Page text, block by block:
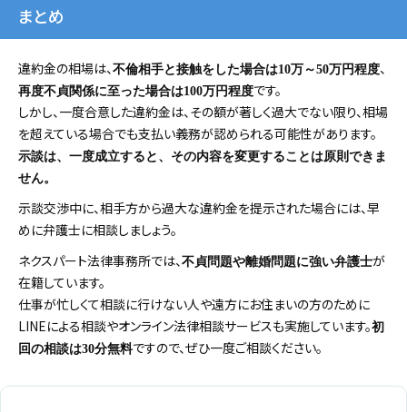
まとめ
違約金の相場は、 不倫相手と接触をした場合は10万～50万円程度、
再度不貞関係に至った場合は100万円程度です。
しかし、一度合意した違約金は、その額が著しく過大でない限り、相場
を超えている場合でも支払い義務が認められる可能性があります。
示談は、一度成立すると、その内容を変更することは原則できま
せん。
示談交渉中に、相手方から過大な違約金を提示された場合には、早
めに弁護士に相談しましょう。
ネクスパート法律事務所では、 不貞問題や離婚問題に強い弁護士が
在籍しています。
仕事が忙しくて相談に行けない人や遠方にお住まいの方のために
LINEによる相談やオンライン法律相談サービスも実施しています。初
回の相談は30分無料ですので、ぜひ一度ご相談ください。